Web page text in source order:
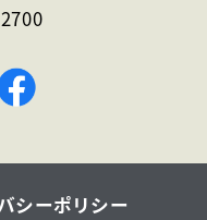
シーポリシー